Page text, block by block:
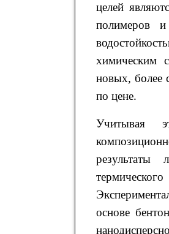
целей
полимеров
химическим
новых, более
по цене.
Учитывая
результаты
основе